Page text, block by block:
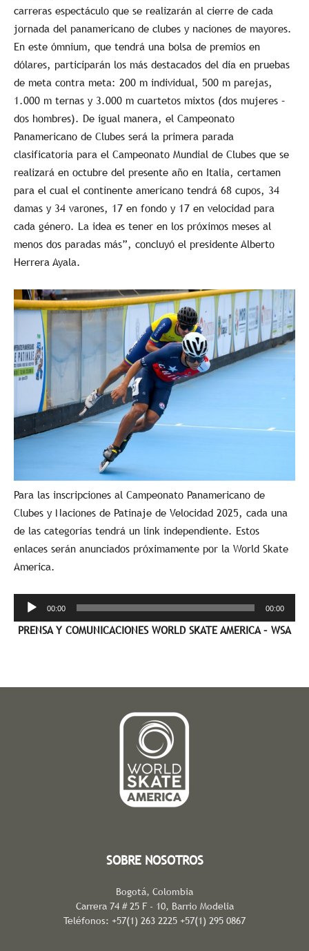
carreras espectáculo que se realizarán al cierre de cada
jornada del panamericano de clubes y naciones de mayores.
En este ómnium, que tendrá una bolsa de premios en
dólares, participarán los más destacados del día en pruebas
de meta contra meta: 200 m individual, 500 m parejas,
1.000 m ternas y 3.000 m cuartetos mixtos (dos mujeres –
dos hombres). De igual manera, el Campeonato
Panamericano de Clubes será la primera parada
clasificatoria para el Campeonato Mundial de Clubes que se
realizará en octubre del presente año en Italia, certamen
para el cual el continente americano tendrá 68 cupos, 34
damas y 34 varones, 17 en fondo y 17 en velocidad para
cada género. La idea es tener en los próximos meses al
menos dos paradas más”, concluyó el presidente Alberto
Herrera Ayala.
Para las inscripciones al Campeonato Panamericano de
Clubes y Naciones de Patinaje de Velocidad 2025, cada una
de las categorías tendrá un link independiente. Estos
enlaces serán anunciados próximamente por la World Skate
America.
Reproductor
de
audio
00:00 00:00
PRENSA Y COMUNICACIONES WORLD SKATE AMERICA – WSA
SOBRE NOSOTROS
Bogotá, Colombia
Carrera 74 # 25 F - 10, Barrio Modelia
Teléfonos: +57(1) 263 2225 +57(1) 295 0867